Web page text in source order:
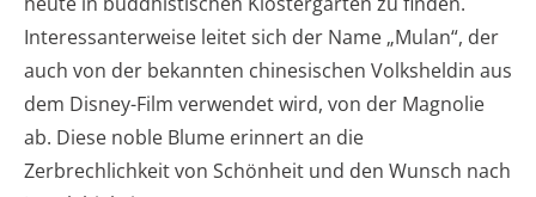
Interessanterweise leitet sich der Name „Mulan“, der
auch von der bekannten chinesischen Volksheldin aus
dem Disney-Film verwendet wird, von der Magnolie
ab. Diese noble Blume erinnert an die
Zerbrechlichkeit von Schönheit und den Wunsch nach